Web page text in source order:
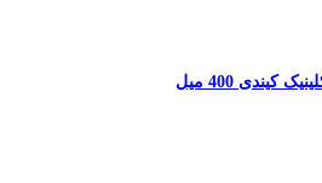
400 میل